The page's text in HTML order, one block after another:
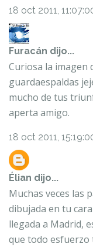
18 oct 2011,
Furacán dijo...
Curiosa la imagen
guardaespaldas
mucho de tus
aperta amigo.
18 oct 2011,
Élian dijo...
Muchas veces las
dibujada en tu
llegada a Madrid,
que todo esfuerzo